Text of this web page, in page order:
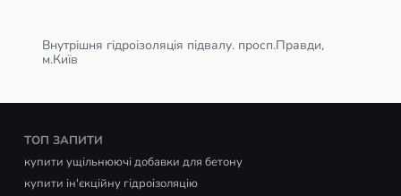
Внутрішня гідроізоляція підвалу. просп.Правди,
м.Київ
ТОП ЗАПИТИ
купити ущільнюючі добавки для бетону
купити ін'єкційну гідроізоляцію